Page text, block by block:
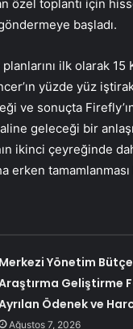
özel toplantı için
başladı.
ilk olarak 15
yüzde yüz
ve sonuçta Firefly’ın
geleceği bir
ikinci çeyreğinde
erken
Merkezi Yönetim
Geliştirme
Ödenek ve
Ağustos 7, 2026